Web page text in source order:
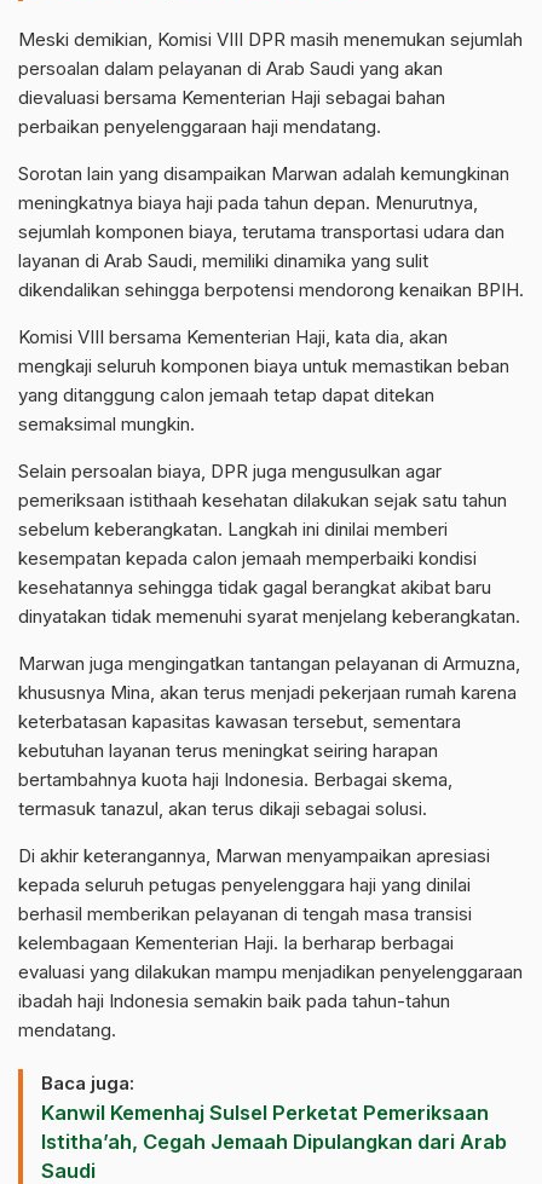
Meski demikian, Komisi VIII DPR masih menemukan sejumlah
persoalan dalam pelayanan di Arab Saudi yang akan
dievaluasi bersama Kementerian Haji sebagai bahan
perbaikan penyelenggaraan haji mendatang.
Sorotan lain yang disampaikan Marwan adalah kemungkinan
meningkatnya biaya haji pada tahun depan. Menurutnya,
sejumlah komponen biaya, terutama transportasi udara dan
layanan di Arab Saudi, memiliki dinamika yang sulit
dikendalikan sehingga berpotensi mendorong kenaikan BPIH.
Komisi VIII bersama Kementerian Haji, kata dia, akan
mengkaji seluruh komponen biaya untuk memastikan beban
yang ditanggung calon jemaah tetap dapat ditekan
semaksimal mungkin.
Selain persoalan biaya, DPR juga mengusulkan agar
pemeriksaan istithaah kesehatan dilakukan sejak satu tahun
sebelum keberangkatan. Langkah ini dinilai memberi
kesempatan kepada calon jemaah memperbaiki kondisi
kesehatannya sehingga tidak gagal berangkat akibat baru
dinyatakan tidak memenuhi syarat menjelang keberangkatan.
Marwan juga mengingatkan tantangan pelayanan di Armuzna,
khususnya Mina, akan terus menjadi pekerjaan rumah karena
keterbatasan kapasitas kawasan tersebut, sementara
kebutuhan layanan terus meningkat seiring harapan
bertambahnya kuota haji Indonesia. Berbagai skema,
termasuk tanazul, akan terus dikaji sebagai solusi.
Di akhir keterangannya, Marwan menyampaikan apresiasi
kepada seluruh petugas penyelenggara haji yang dinilai
berhasil memberikan pelayanan di tengah masa transisi
kelembagaan Kementerian Haji. Ia berharap berbagai
evaluasi yang dilakukan mampu menjadikan penyelenggaraan
ibadah haji Indonesia semakin baik pada tahun-tahun
mendatang.
Baca juga:
Kanwil Kemenhaj Sulsel Perketat Pemeriksaan
Istitha’ah, Cegah Jemaah Dipulangkan dari Arab
Saudi